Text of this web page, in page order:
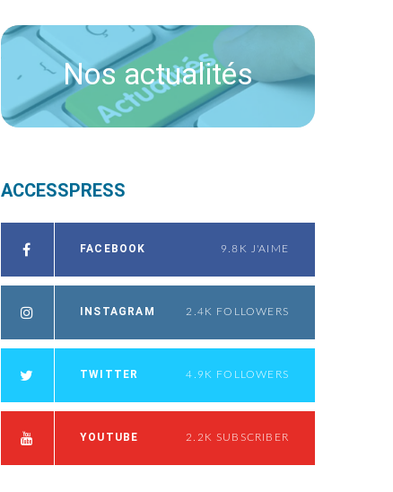
Nos actualités
ACCESSPRESS
FACEBOOK 9.8K J'AIME
INSTAGRAM 2.4K FOLLOWERS
TWITTER 4.9K FOLLOWERS
YOUTUBE 2.2K SUBSCRIBER